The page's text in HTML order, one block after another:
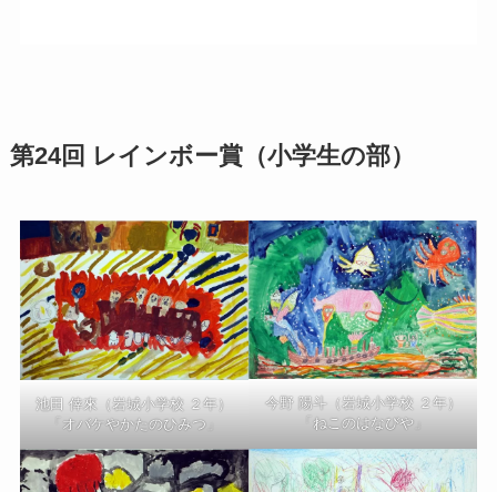
第24回 レインボー賞（小学生の部）
池田 倖來（岩城小学校 ２年）
「オバケやかたのひみつ」
今野 陽斗（岩城小学校 ２年）
「ねこのはなびや」